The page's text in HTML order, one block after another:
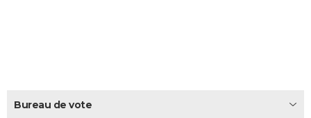
CARTE DE VOEUX
Bureau de vote